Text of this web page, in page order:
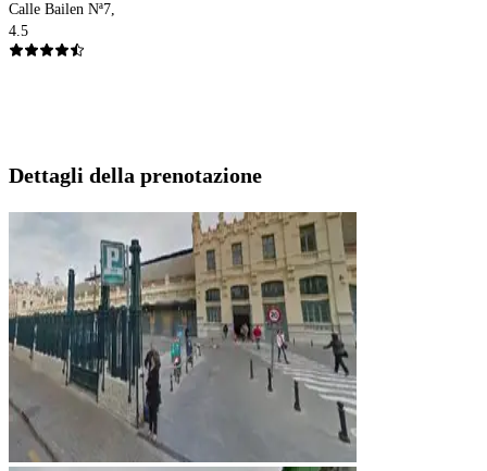
Calle Bailen Nª7,
4.5
Dettagli della prenotazione